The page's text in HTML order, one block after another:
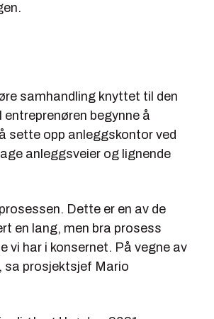
samhandling knyttet til den
begynne å
sette opp anleggskontor ved
anleggsveier og lignende
Dette er en av de
en lang, men bra prosess
vi har i konsernet. På vegne av
sa prosjektsjef Mario